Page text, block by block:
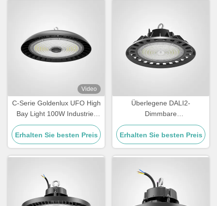
Video
C-Serie Goldenlux UFO High
Bay Light 100W Industrie-
High Bay Led-Leuchten
Erhalten Sie besten Preis
Überlegene DALI2-
Dimmbare
Hochlagerbeleuchtung für
Lager
Erhalten Sie besten Preis